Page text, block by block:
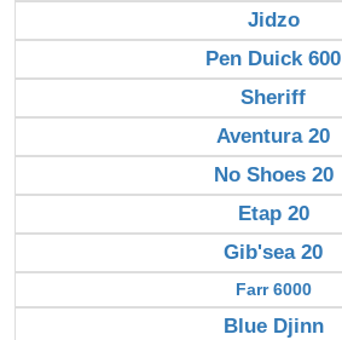
Jidzo
Pen Duick 600
Sheriff
Aventura 20
No Shoes 20
Etap 20
Gib'sea 20
Farr 6000
Blue Djinn